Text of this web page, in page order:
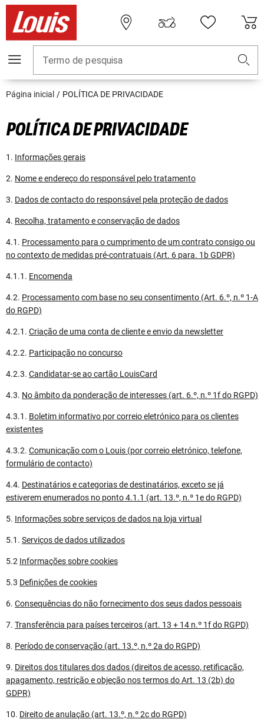
Termo de pesquisa
Página inicial POLÍTICA DE PRIVACIDADE
POLÍTICA DE PRIVACIDADE
1. Informações gerais
2. Nome e endereço do responsável pelo tratamento
3. Dados de contacto do responsável pela proteção de dados
4. Recolha, tratamento e conservação de dados
4.1. Processamento para o cumprimento de um contrato consigo ou
no contexto de medidas pré-contratuais (Art. 6 para. 1b GDPR)
4.1.1. Encomenda
4.2. Processamento com base no seu consentimento (Art. 6.º, n.º 1-A
do RGPD)
4.2.1. Criação de uma conta de cliente e envio da newsletter
4.2.2. Participação no concurso
4.2.3. Candidatar-se ao cartão LouisCard
4.3. No âmbito da ponderação de interesses (art. 6.º, n.º 1f do RGPD)
4.3.1. Boletim informativo por correio eletrónico para os clientes
existentes
4.3.2. Comunicação com o Louis (por correio eletrónico, telefone,
formulário de contacto)
4.4. Destinatários e categorias de destinatários, exceto se já
estiverem enumerados no ponto 4.1.1 (art. 13.º, n.º 1e do RGPD)
5. Informações sobre serviços de dados na loja virtual
5.1. Serviços de dados utilizados
5.2 Informações sobre cookies
5.3 Definições de cookies
6. Consequências do não fornecimento dos seus dados pessoais
7. Transferência para países terceiros (art. 13 + 14 n.º 1f do RGPD)
8. Período de conservação (art. 13.º, n.º 2a do RGPD)
9. Direitos dos titulares dos dados (direitos de acesso, retificação,
apagamento, restrição e objeção nos termos do Art. 13 (2b) do
GDPR)
10. Direito de anulação (art. 13.º, n.º 2c do RGPD)